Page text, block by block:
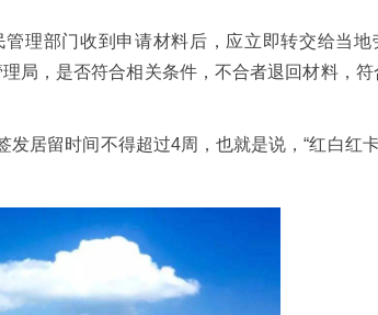
部门收到申请材料后，应立即转交给当地
局，是否符合相关条件，不合者退回材料，符
留时间不得超过4周，也就是说，“红白红卡